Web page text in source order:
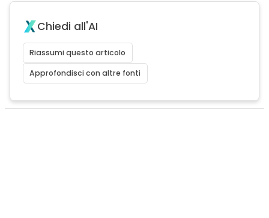
Chiedi all'AI
Riassumi questo articolo
Approfondisci con altre fonti